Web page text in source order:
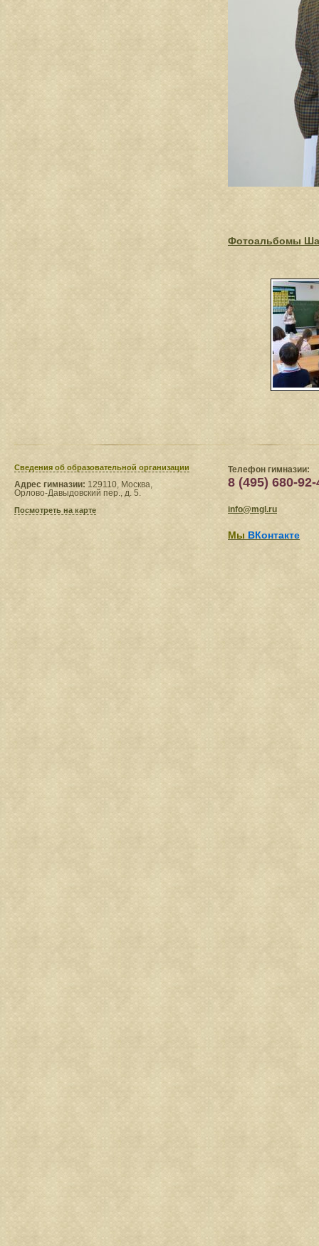
Фотоальбомы
Сведения​ об образовательной организации
Адрес гимназии: 129110, Москва,
Орлово-Давыдовский пер., д. 5.
Посмотреть на карте
Телефон гимназии:
8 (495) 680-92-
info@mgl.ru
Мы ВКонтакте